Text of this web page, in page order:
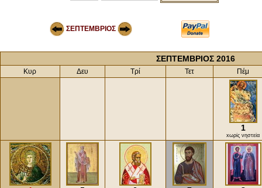
ΣΕΠΤΕΜΒΡΙΟΣ
ΣΕΠΤΕΜΒΡΙΟΣ 2016
Κυρ Δευ Τρί Τετ Πέμ
1
xωρίς νηστεία